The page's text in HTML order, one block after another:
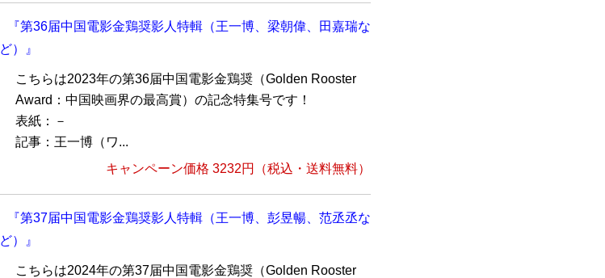
『第36届中国電影金鶏奨影人特輯（王一博、梁朝偉、田嘉瑞な
ど）』
こちらは2023年の第36届中国電影金鶏奨（Golden Rooster
Award：中国映画界の最高賞）の記念特集号です！
表紙：－
記事：王一博（ワ...
キャンペーン価格 3232円
（税込・送料無料）
『第37届中国電影金鶏奨影人特輯（王一博、彭昱暢、范丞丞な
ど）』
こちらは2024年の第37届中国電影金鶏奨（Golden Rooster